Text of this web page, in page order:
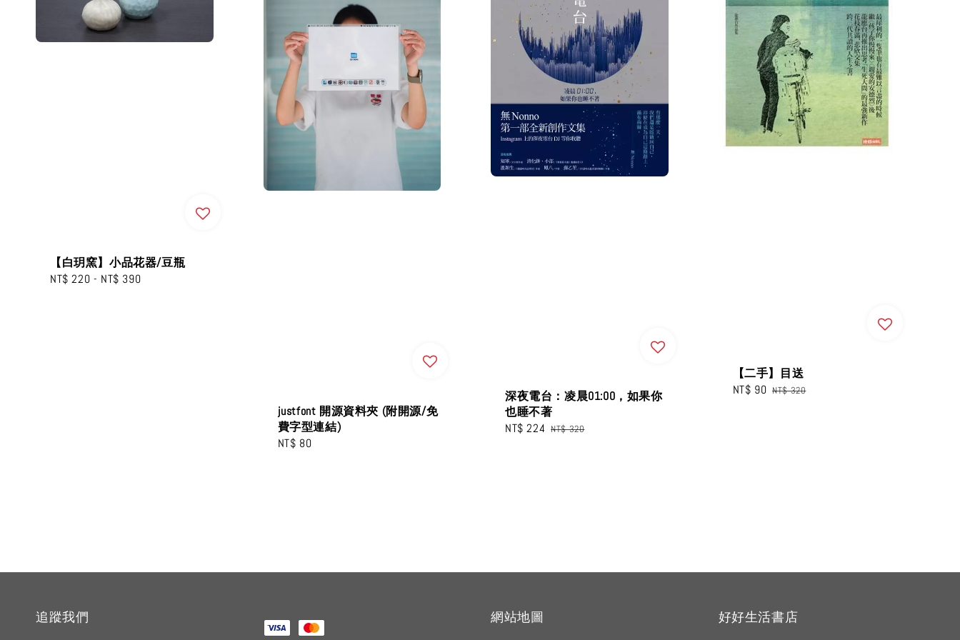
【白玥窯】小品花器/豆瓶
Regular
NT$ 220 - NT$ 390
justfont 開源資料夾 (附開源/免
費字型連結)
Regular
NT$ 80
深夜電台：凌晨01:00，如果你
也睡不著
Sale
NT$ 224 Regular
NT$ 320
【二手】目送
Sale
NT$ 90 Regular
NT$ 320
追蹤我們 網站地圖 好好生活書店